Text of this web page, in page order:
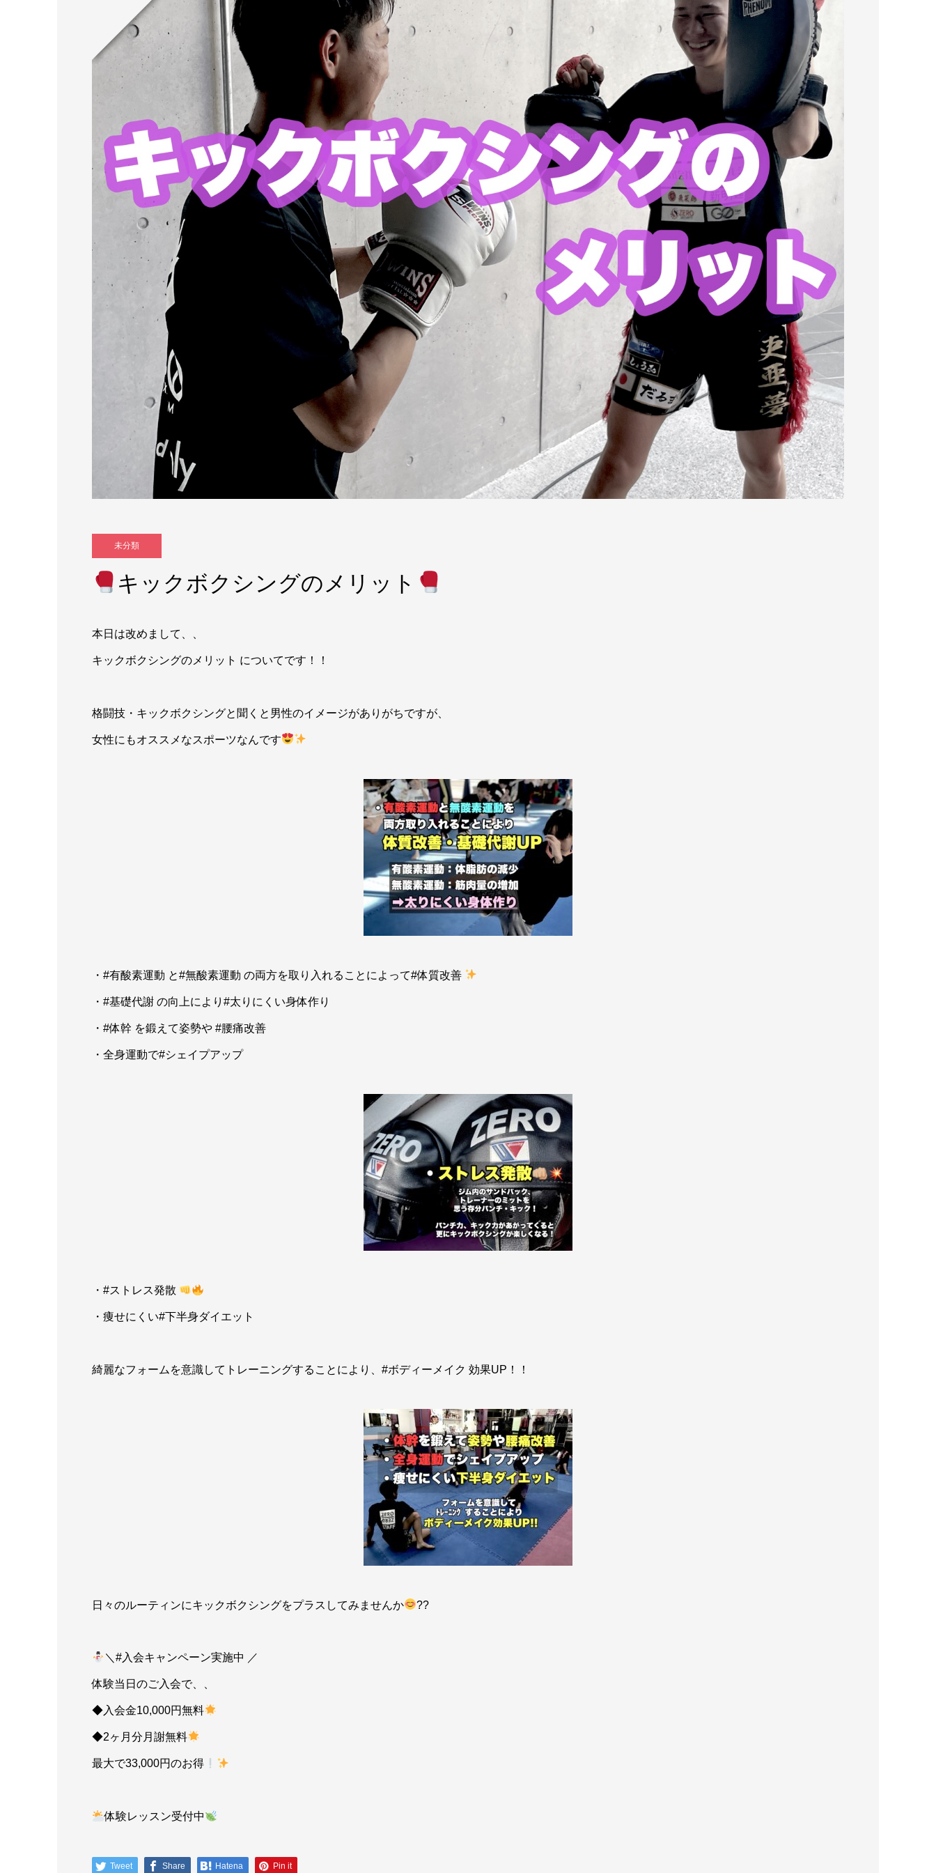
未分類
キックボクシングのメリット
本日は改めまして、、
キックボクシングのメリット についてです！！
格闘技・キックボクシングと聞くと男性のイメージがありがちですが、
女性にもオススメなスポーツなんです
・#有酸素運動 と#無酸素運動 の両方を取り入れることによって#体質改善
・#基礎代謝 の向上により#太りにくい身体作り
・#体幹 を鍛えて姿勢や #腰痛改善
・全身運動で#シェイプアップ
・#ストレス発散
・痩せにくい#下半身ダイエット
綺麗なフォームを意識してトレーニングすることにより、#ボディーメイク 効果UP！！
日々のルーティンにキックボクシングをプラスしてみませんか ??
＼#入会キャンペーン実施中 ／
体験当日のご入会で、、
◆︎入会金10,000円無料
◆︎2ヶ月分月謝無料
最大で33,000円のお得
体験レッスン受付中
Tweet Share Hatena Pin it